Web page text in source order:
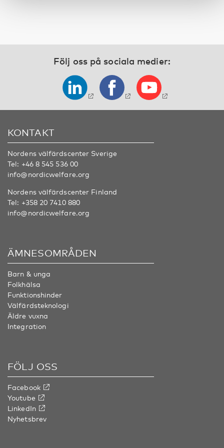
Följ oss på sociala medier:
KONTAKT
Nordens välfärdscenter Sverige
Tel: +46 8 545 536 00
info@nordicwelfare.org
Nordens välfärdscenter Finland
Tel: +358 20 7410 880
info@nordicwelfare.org
ÄMNESOMRÅDEN
Barn & unga
Folkhälsa
Funktionshinder
Välfärdsteknologi
Äldre vuxna
Integration
FÖLJ OSS
Facebook
Youtube
LinkedIn
Nyhetsbrev